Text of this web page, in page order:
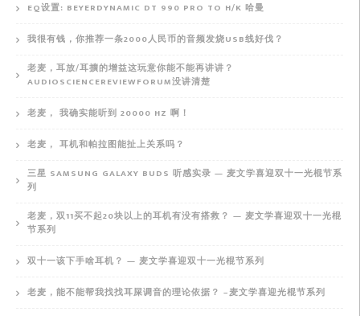
EQ设置: BEYERDYNAMIC DT 990 PRO TO H/K 哈曼
我很有钱，你推荐一条2000人民币的音频发烧USB线好伐？
老麦，耳放/耳擴的增益这玩意你能不能再讲讲？
AUDIOSCIENCEREVIEWFORUM没讲清楚
老麦， 我确实能听到 20000 HZ 啊！
老麦， 耳机和帕拉图能扯上关系吗？
三星 SAMSUNG GALAXY BUDS 听感实录 — 麦文学喜迎双十一光棍节系
列
老麦，双11买不起20块以上的耳机有没有搭救？ — 麦文学喜迎双十一光棍
节系列
双十一该下手啥耳机？ — 麦文学喜迎双十一光棍节系列
老麦，能不能帮我找找耳屎调音的理论依据？ –麦文学喜迎光棍节系列